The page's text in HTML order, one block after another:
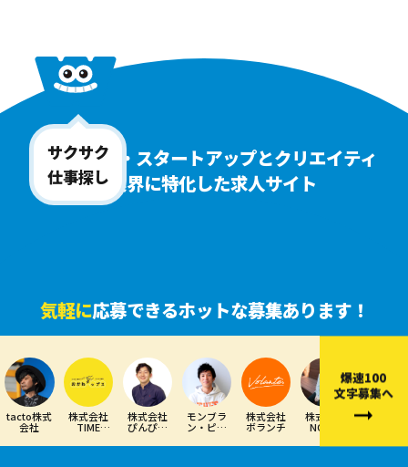
サクサク
仕事探し
ベンチャー・スタートアップとクリエイティ
ブ業界に特化した求人サイト
気軽に応募できるホットな募集あります！
tacto株式
会社
株式会社
TIME
株式会社
ぴんぴん
モンブラ
ン・ピク
株式会社
株式会社
ボランチ
株式会社
NOKID
LIGHT
爆速100
文字募集へ